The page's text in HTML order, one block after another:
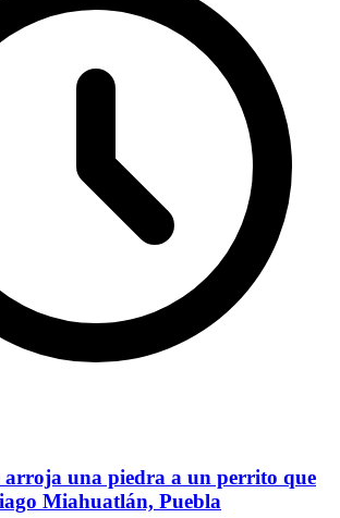
arroja una piedra a un perrito que
Miahuatlán, Puebla